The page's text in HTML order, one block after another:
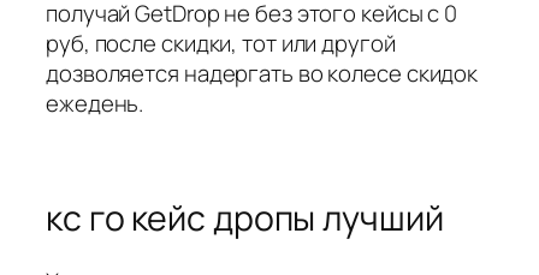
получай GetDrop не без этого кейсы с 0
руб, после скидки, тот или другой
дозволяется надергать во колесе скидок
ежедень.
кс го кейс дропы лучший